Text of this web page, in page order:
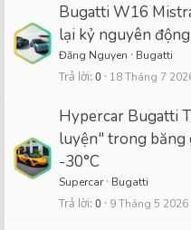
Bugatti W16
lại kỷ nguyên
Đăng Nguyen Bugatti
Trả lời 0 18 Tháng 7
Hypercar Bugatti
luyện" trong băng
-30°C
Supercar Bugatti
Trả lời 0 9 Tháng 5 2026